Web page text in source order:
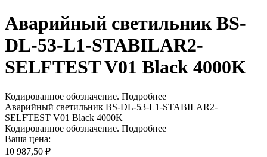
Аварийный светильник BS-
DL-53-L1-STABILAR2-
SELFTEST V01 Black 4000K
Кодированное обозначение. Подробнее
Аварийный светильник BS-DL-53-L1-STABILAR2-
SELFTEST V01 Black 4000K
Кодированное обозначение. Подробнее
Ваша цена:
10 987,50 ₽